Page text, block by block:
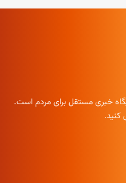
خبری مستقل برای مردم است.
کنید.